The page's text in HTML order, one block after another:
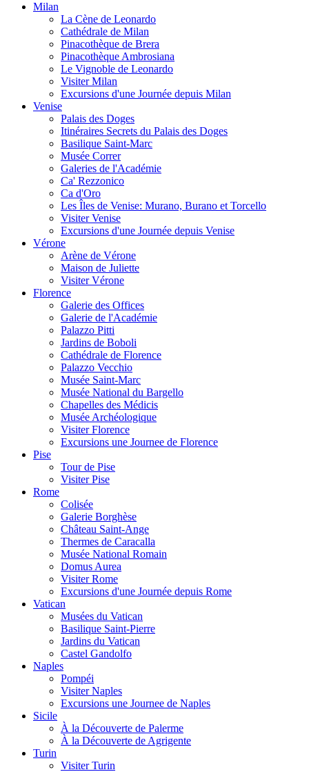
Milan
La Cène de Leonardo
Cathédrale de Milan
Pinacothèque de Brera
Pinacothèque Ambrosiana
Le Vignoble de Leonardo
Visiter Milan
Excursions d'une Journée depuis Milan
Venise
Palais des Doges
Itinéraires Secrets du Palais des Doges
Basilique Saint-Marc
Musée Correr
Galeries de l'Académie
Ca' Rezzonico
Ca d'Oro
Les Îles de Venise: Murano, Burano et Torcello
Visiter Venise
Excursions d'une Journée depuis Venise
Vérone
Arène de Vérone
Maison de Juliette
Visiter Vérone
Florence
Galerie des Offices
Galerie de l'Académie
Palazzo Pitti
Jardins de Boboli
Cathédrale de Florence
Palazzo Vecchio
Musée Saint-Marc
Musée National du Bargello
Chapelles des Médicis
Musée Archéologique
Visiter Florence
Excursions une Journee de Florence
Pise
Tour de Pise
Visiter Pise
Rome
Colisée
Galerie Borghèse
Château Saint-Ange
Thermes de Caracalla
Musée National Romain
Domus Aurea
Visiter Rome
Excursions d'une Journée depuis Rome
Vatican
Musées du Vatican
Basilique Saint-Pierre
Jardins du Vatican
Castel Gandolfo
Naples
Pompéi
Visiter Naples
Excursions une Journee de Naples
Sicile
À la Découverte de Palerme
À la Découverte de Agrigente
Turin
Visiter Turin